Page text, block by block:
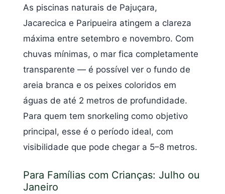
As piscinas naturais de Pajuçara,
Jacarecica e Paripueira atingem a clareza
máxima entre setembro e novembro. Com
chuvas mínimas, o mar fica completamente
transparente — é possível ver o fundo de
areia branca e os peixes coloridos em
águas de até 2 metros de profundidade.
Para quem tem snorkeling como objetivo
principal, esse é o período ideal, com
visibilidade que pode chegar a 5–8 metros.
Para Famílias com Crianças: Julho ou
Janeiro